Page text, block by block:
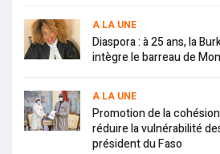
A LA UNE
Diaspora : à 25 ans, la
intègre le barreau de
A LA UNE
Promotion de la
réduire la vulnérabilité
président du Faso